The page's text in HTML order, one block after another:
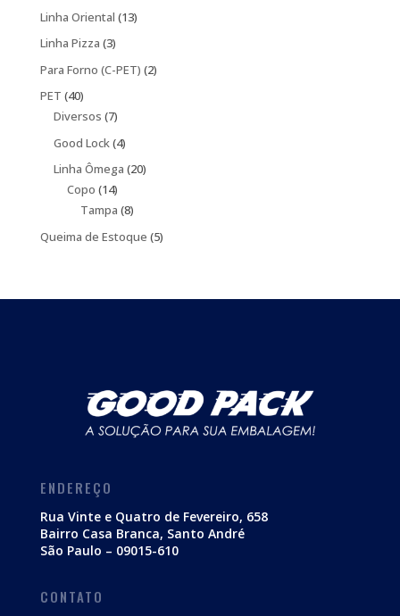
produtos
Linha Oriental 1313
Linha Pizza 33
produtos
Para Forno (C-PET) 22
PET 4040
produtos
Diversos 77
produtos
Good Lock 44
produtos
Linha Ômega 2020
Copo 1414
produtos
Tampa 88
produtos
Queima de Estoque 55
ENDEREÇO
Rua Vinte e Quatro de Fevereiro, 658
Bairro Casa Branca, Santo André
São Paulo – 09015-610
CONTATO